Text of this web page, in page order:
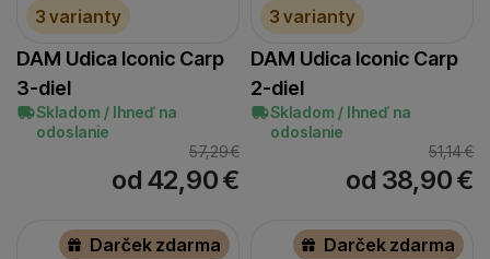
3 varianty
DAM Udica Iconic Carp
3-diel
Skladom / Ihneď na
odoslanie
57,29€
od 42,90€
3 varianty
DAM Udica Iconic Carp
2-diel
Skladom / Ihneď na
odoslanie
51,14€
od 38,90€
Darček zdarma
Darček zdarma